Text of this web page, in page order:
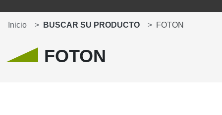
Inicio BUSCAR SU PRODUCTO FOTON
FOTON